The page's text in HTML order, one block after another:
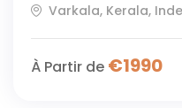
Varkala, Kerala, Inde
À Partir de €1990